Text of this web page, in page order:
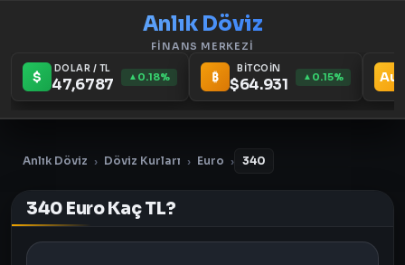
Anlık Döviz
FİNANS MERKEZİ
$
DOLAR / TL
47,6787 ▲ 0.18% ₿
BİTCOİN
$64.931 ▲ 0.15% Au
Anlık Döviz › Döviz Kurları › Euro › 340
340 Euro Kaç TL?